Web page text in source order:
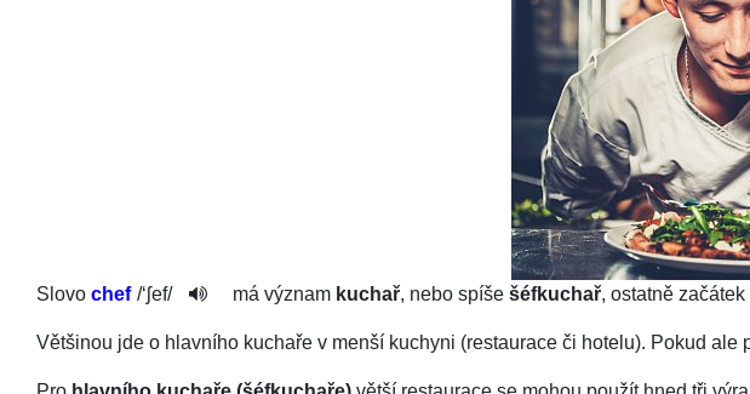
Slovo chef /‘ʃef/ má význam kuchař, nebo spíše šéfkuchař, ostatně
Většinou jde o hlavního kuchaře v menší kuchyni (restaurace či hotelu). Pokud